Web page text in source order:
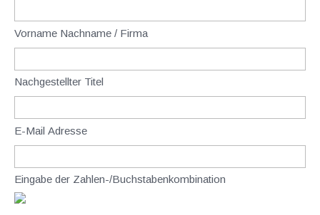
Vorname Nachname / Firma
Nachgestellter Titel
E-Mail Adresse
Eingabe der Zahlen-/Buchstabenkombination